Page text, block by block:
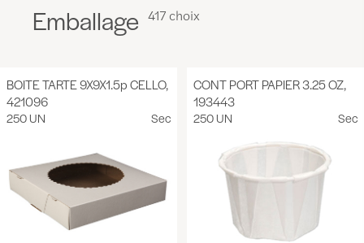
Emballage 417 choix
BOITE TARTE 9X9X1.5p CELLO,
421096
250 UN Sec
CONT PORT PAPIER 3.25 OZ,
193443
250 UN Sec